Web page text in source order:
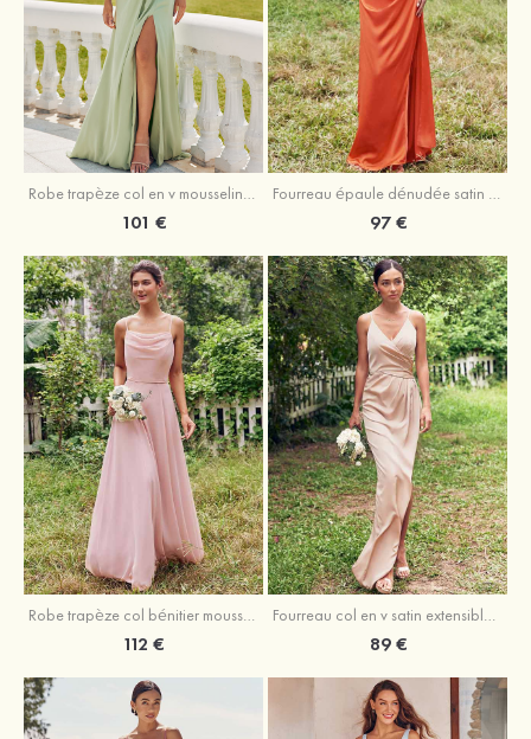
Robe trapèze col en v mousseline ras du sol robe de demoiselle d'honneur
101 €
Fourreau épaule dénudée satin extensible ras du sol robe de demoiselle d'honneur
97 €
Robe trapèze col bénitier mousseline ras du sol robe de demoiselle d'honneur
112 €
Fourreau col en v satin extensible asymétrique robe de demoiselle d'honneur
89 €